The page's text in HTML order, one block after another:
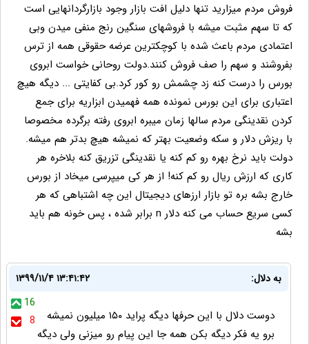
فروش مردم میزارید تنها دلیل افت بازار وجود بازارگردانهایی است
که تا سهم مثبت میشه با فروشهای سنگین رنج منفی میدن وبی
اعتمادی مردم باعث شده با کوچکترین عرضه حقوقی همه از ترس
بفروشند و سهم را صف فروش کنند.دولت روحانی خواست ابروی
بورس را درست کنه زد چشمش رو کور کرد.بی کفایتی ... دیگه هیچ
اعتباری برای این بورس نمونده همه فهمیدن ابزاریه برای جمع
کردن نقدینگی مردم سالها زمان میبره ابروی رفته برگرده مخصوصا
با ریزش دلار و سکه وضعیت بهتر که نمیشه هیچ بدتر هم میشه.
دولت باید نرخ بهره رو کم کنه یا نقدینگی تزریق کنه بلاخره هر
کاری که ارزش ریال رو کم کنه! از هر کی میپرسی میخاد از بورس
خارج بشه بره تو بازار ارزهای دیجیتال این چه اشتباهی که هر
کسی سریع حساب می کنه دلار n برابر شده ، پس خونه هم باید
بشه
به دلال:
۱۳۹۹/۱۱/۴ ۱۳:۴۱:۴۲
16
8
دوست دلال با این حرفها دیگه پراید ۱۵۰ میلیون نمیشه
برو یه فکر دیگه بکن همه جا این پیام رو میزنی ولی دیگه